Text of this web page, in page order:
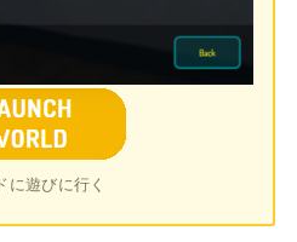
に遊びに行く